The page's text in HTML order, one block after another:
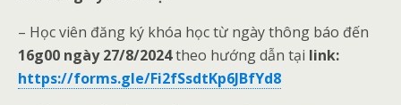
– Học viên đăng ký khóa học từ ngày thông báo đến
16g00 ngày 27/8/2024theo hướng dẫn tại link:
https://forms.gle/Fi2fSsdtKp6JBfYd8